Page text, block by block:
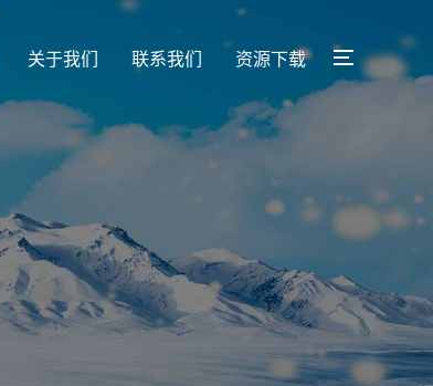
关于我们 联系我们 资源下载